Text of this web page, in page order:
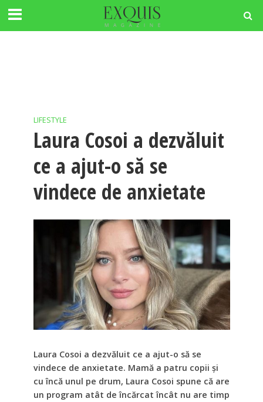
LIFESTYLE
Laura Cosoi a dezvăluit
ce a ajut-o să se
vindece de anxietate
Laura Cosoi a dezvăluit ce a ajut-o să se
vindece de anxietate. Mamă a patru copii și
cu încă unul pe drum, Laura Cosoi spune că are
un program atât de încărcat încât nu are timp